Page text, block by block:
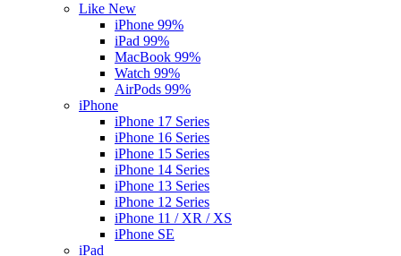
Like New
iPhone 99%
iPad 99%
MacBook 99%
Watch 99%
AirPods 99%
iPhone
iPhone 17 Series
iPhone 16 Series
iPhone 15 Series
iPhone 14 Series
iPhone 13 Series
iPhone 12 Series
iPhone 11 / XR / XS
iPhone SE
iPad